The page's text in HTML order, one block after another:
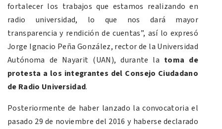
fortalecer los trabajos que estamos realizando en
radio universidad, lo que nos dará mayor
transparencia y rendición de cuentas”, así lo expresó
Jorge Ignacio Peña González, rector de la Universidad
Autónoma de Nayarit (UAN), durante la toma de
protesta a los integrantes del Consejo Ciudadano
de Radio Universidad.
Posteriormente de haber lanzado la convocatoria el
pasado 29 de noviembre del 2016 y haberse declarado